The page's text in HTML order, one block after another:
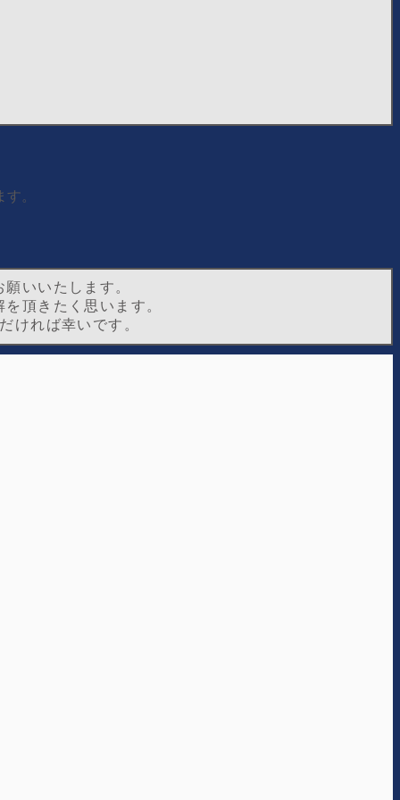
。
いいたします。
頂きたく思います。
ければ幸いです。